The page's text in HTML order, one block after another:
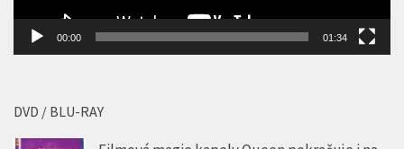
00:00 01:34
DVD / BLU-RAY